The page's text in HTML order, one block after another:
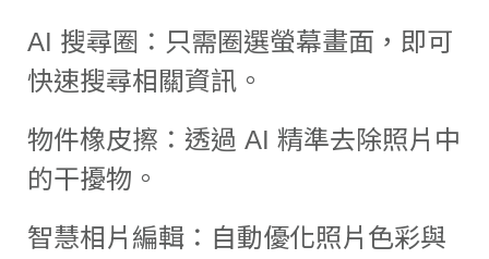
AI 搜尋圈：只需圈選螢幕畫面，即可
快速搜尋相關資訊。
物件橡皮擦：透過 AI 精準去除照片中
的干擾物。
智慧相片編輯：自動優化照片色彩與